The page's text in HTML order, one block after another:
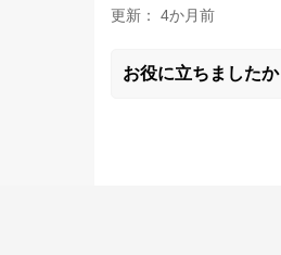
更新： 4か月前
お役に立ちましたか